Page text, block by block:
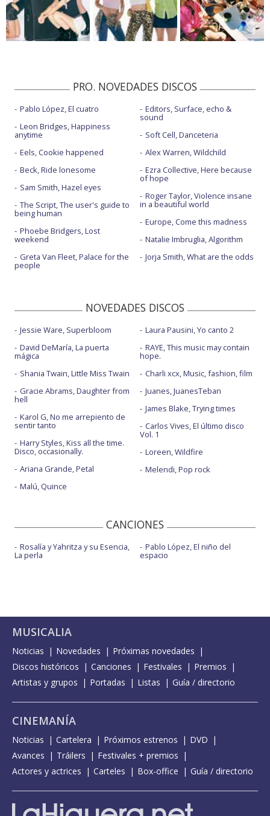
PRO. NOVEDADES DISCOS
Pablo López, El cuatro
Leon Bridges, Happiness
anytime
Eels, Cookie happened
Beck, Ride lonesome
Sam Smith, Hazel eyes
The Script, The user's guide to
being human
Phoebe Bridgers, Lost
weekend
Greta Van Fleet, Palace for the
people
Editors, Surface, echo &
sound
Soft Cell, Danceteria
Alex Warren, Wildchild
Ezra Collective, Here because
of hope
Roger Taylor, Violence insane
in a beautiful world
Europe, Come this madness
Natalie Imbruglia, Algorithm
Jorja Smith, What are the odds
NOVEDADES DISCOS
Jessie Ware, Superbloom
David DeMaría, La puerta
mágica
Shania Twain, Little Miss Twain
Gracie Abrams, Daughter from
hell
Karol G, No me arrepiento de
sentir tanto
Harry Styles, Kiss all the time.
Disco, occasionally.
Ariana Grande, Petal
Malú, Quince
Laura Pausini, Yo canto 2
RAYE, This music may contain
hope.
Charli xcx, Music, fashion, film
Juanes, JuanesTeban
James Blake, Trying times
Carlos Vives, El último disco
Vol. 1
Loreen, Wildfire
Melendi, Pop rock
CANCIONES
Rosalía y Yahritza y su Esencia,
La perla
Pablo López, El niño del
espacio
MUSICALIA
Noticias Novedades
Próximas novedades
Discos históricos
Canciones Festivales
Premios
Artistas y grupos
Portadas Listas Guía / directorio
CINEMANÍA
Noticias Cartelera Próximos estrenos
DVD
Avances
Tráilers
Festivales + premios
Actores y actrices
Carteles Box-office Guía / directorio